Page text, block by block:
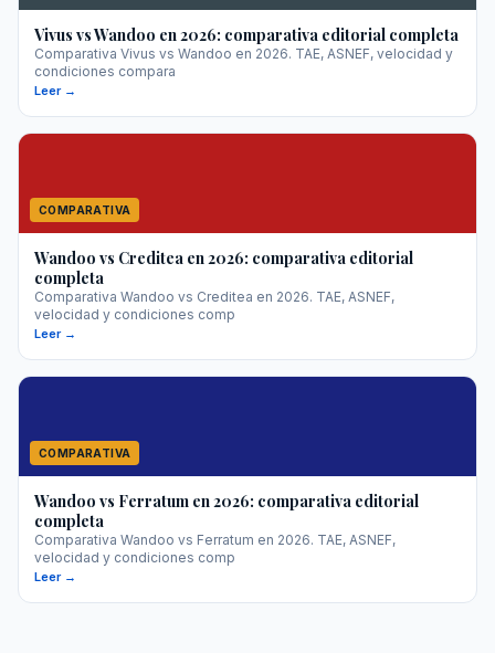
Vivus vs Wandoo en 2026: comparativa editorial completa
Comparativa Vivus vs Wandoo en 2026. TAE, ASNEF, velocidad y
condiciones compara
Leer →
COMPARATIVA
Wandoo vs Creditea en 2026: comparativa editorial
completa
Comparativa Wandoo vs Creditea en 2026. TAE, ASNEF,
velocidad y condiciones comp
Leer →
COMPARATIVA
Wandoo vs Ferratum en 2026: comparativa editorial
completa
Comparativa Wandoo vs Ferratum en 2026. TAE, ASNEF,
velocidad y condiciones comp
Leer →